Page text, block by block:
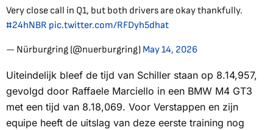
Very close call in Q1, but both drivers are okay thankfully.
#24hNBR pic.twitter.com/RFDyh5dhat
— Nürburgring (@nuerburgring) May 14, 2026
Uiteindelijk bleef de tijd van Schiller staan op 8.14,957,
gevolgd door Raffaele Marciello in een BMW M4 GT3
met een tijd van 8.18,069. Voor Verstappen en zijn
equipe heeft de uitslag van deze eerste training nog